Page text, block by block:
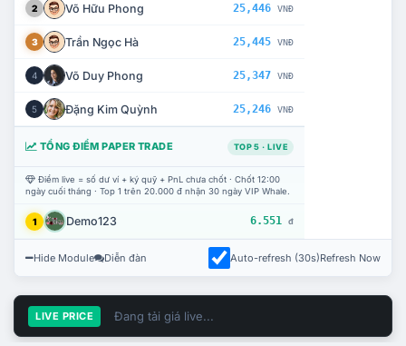
2 Võ Hữu Phong 25,446 VNĐ
3 Trần Ngọc Hà 25,445 VNĐ
4 Võ Duy Phong 25,347 VNĐ
5 Đặng Kim Quỳnh 25,246 VNĐ
TỔNG ĐIỂM PAPER TRADE TOP 5 · LIVE
Điểm live = số dư ví + ký quỹ + PnL chưa chốt · Chốt 12:00
ngày cuối tháng · Top 1 trên 20.000 đ nhận 30 ngày VIP Whale.
1 Demo123 6.551 đ
Hide Module Diễn đàn Auto-refresh (30s)Refresh Now
LIVE PRICE Đang tải giá live...